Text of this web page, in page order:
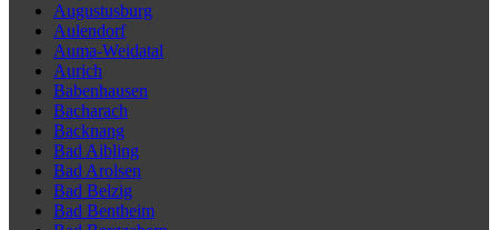
Augustusburg
Aulendorf
Auma-Weidatal
Aurich
Babenhausen
Bacharach
Backnang
Bad Aibling
Bad Arolsen
Bad Belzig
Bad Bentheim